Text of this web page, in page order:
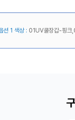
션 1 색상 : 01UV쿨장갑-핑